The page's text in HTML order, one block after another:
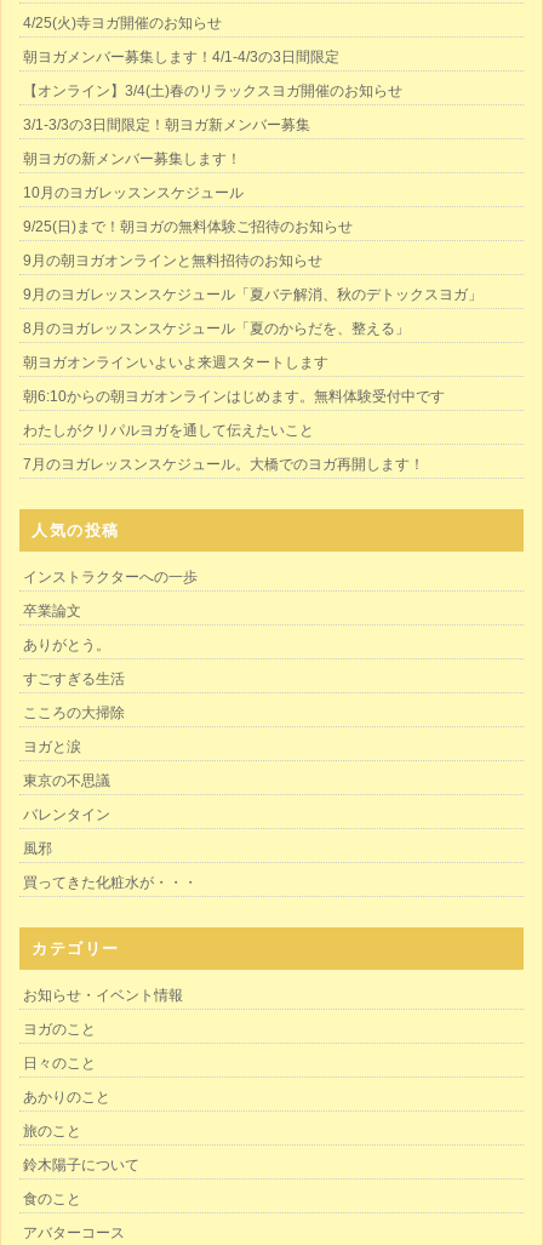
4/25(火)寺ヨガ開催のお知らせ
朝ヨガメンバー募集します！4/1-4/3の3日間限定
【オンライン】3/4(土)春のリラックスヨガ開催のお知らせ
3/1-3/3の3日間限定！朝ヨガ新メンバー募集
朝ヨガの新メンバー募集します！
10月のヨガレッスンスケジュール
9/25(日)まで！朝ヨガの無料体験ご招待のお知らせ
9月の朝ヨガオンラインと無料招待のお知らせ
9月のヨガレッスンスケジュール「夏バテ解消、秋のデトックスヨガ」
8月のヨガレッスンスケジュール「夏のからだを、整える」
朝ヨガオンラインいよいよ来週スタートします
朝6:10からの朝ヨガオンラインはじめます。無料体験受付中です
わたしがクリパルヨガを通して伝えたいこと
7月のヨガレッスンスケジュール。大橋でのヨガ再開します！
人気の投稿
インストラクターへの一歩
卒業論文
ありがとう。
すごすぎる生活
こころの大掃除
ヨガと涙
東京の不思議
バレンタイン
風邪
買ってきた化粧水が・・・
カテゴリー
お知らせ・イベント情報
ヨガのこと
日々のこと
あかりのこと
旅のこと
鈴木陽子について
食のこと
アバターコース